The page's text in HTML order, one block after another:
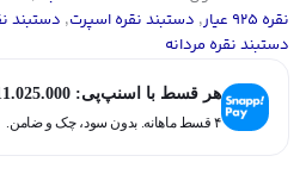
نقره ۹۲۵ عیار
, دستبند نقره اسپرت, دستبند
دستبند نقره مردانه
هر قسط با اسنپ‌پی:
۴ قسط ماهانه. بدون سود، چک و ضامن.